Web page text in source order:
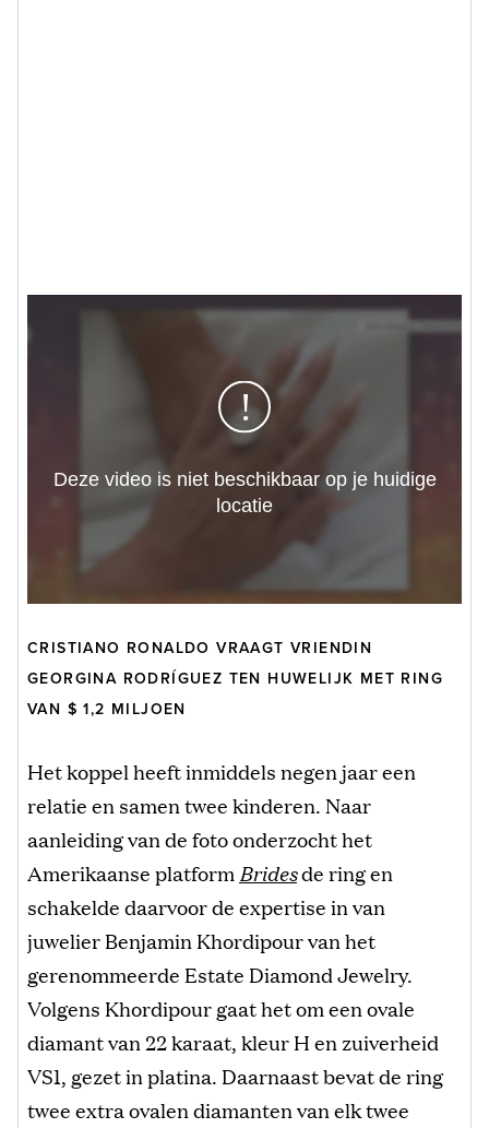
CRISTIANO RONALDO VRAAGT VRIENDIN
GEORGINA RODRÍGUEZ TEN HUWELIJK MET RING
VAN $ 1,2 MILJOEN
Het koppel heeft inmiddels negen jaar een
relatie en samen twee kinderen. Naar
aanleiding van de foto onderzocht het
Amerikaanse platform Bridesde ring en
schakelde daarvoor de expertise in van
juwelier Benjamin Khordipour van het
gerenommeerde Estate Diamond Jewelry.
Volgens Khordipour gaat het om een ovale
diamant van 22 karaat, kleur H en zuiverheid
VS1, gezet in platina. Daarnaast bevat de ring
twee extra ovalen diamanten van elk twee